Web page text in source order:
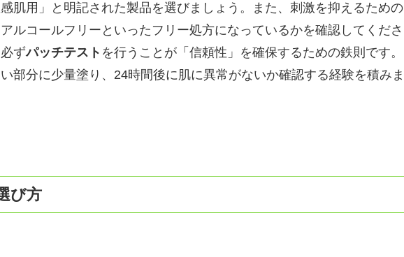
肌用」と明記された製品を選びましょう。また、刺激を抑えるための
ルコールフリーといったフリー処方になっているかを確認してくださ
ずパッチテスト を行うことが「信頼性」を確保するための鉄則です。
部分に少量塗り、24時間後に肌に異常がないか確認する経験を積みま
び方